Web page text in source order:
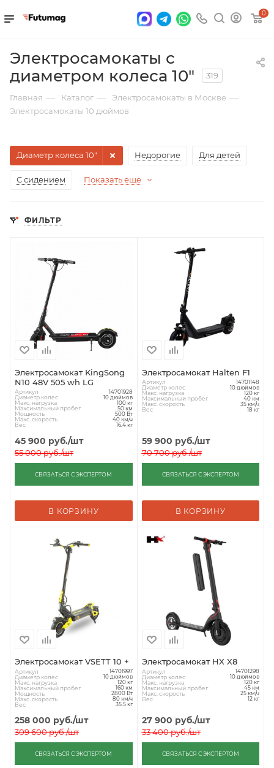
0
Электросамокаты с
диаметром колеса 10″
319
Главная — Каталог — Электросамокаты в Москве —
Электросамокаты 10 дюймов
Недорогие Для детей
С сидением
Диаметр колеса 10"
Показать еще
ФИЛЬТР
Электросамокат KingSong
N10 48V 505 wh LG
Артикул 14701928
Диаметр колес 10 дюймов
Макс. нагрузка 100 кг
Максимальный пробег 50 км
Мощность 500 Вт
Макс. скорость 40 км/ч
Вес 16.4 кг
45 900 руб./шт
55 000руб./шт
СВЯЗАТЬСЯ С ЭКСПЕРТОМ
В КОРЗИНУ
Электросамокат Halten F1
Артикул 14701148
Диаметр колес 10 дюймов
Макс. нагрузка 120 кг
Максимальный пробег 40 км
Макс. скорость 35 км/ч
Вес 18 кг
59 900 руб./шт
70 700руб./шт
СВЯЗАТЬСЯ С ЭКСПЕРТОМ
В КОРЗИНУ
Электросамокат VSETT 10 +
Артикул 14701997
Диаметр колес 10 дюймов
Макс. нагрузка 120 кг
Максимальный пробег 160 км
Мощность 2800 Вт
Макс. скорость 80 км/ч
Вес 35.5 кг
258 000 руб./шт
309 600руб./шт
СВЯЗАТЬСЯ С ЭКСПЕРТОМ
Электросамокат HX X8
Артикул 14701298
Диаметр колес 10 дюймов
Макс. нагрузка 120 кг
Максимальный пробег 45 км
Макс. скорость 25 км/ч
Вес 12 кг
27 900 руб./шт
33 400руб./шт
СВЯЗАТЬСЯ С ЭКСПЕРТОМ